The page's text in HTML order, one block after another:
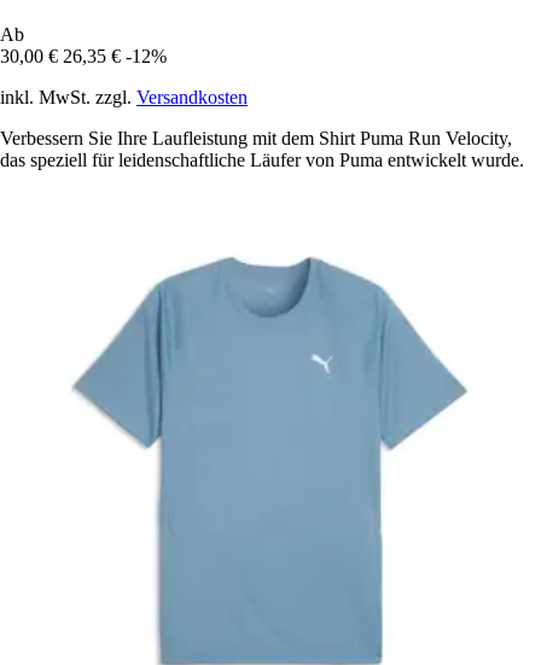
Ab
30,00 € 26,35 € -12%
inkl. MwSt. zzgl. Versandkosten
Verbessern Sie Ihre Laufleistung mit dem Shirt Puma Run Velocity,
das speziell für leidenschaftliche Läufer von Puma entwickelt wurde.